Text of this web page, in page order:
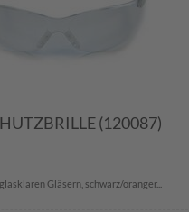
(120087)
Gläsern, schwarz/oranger...